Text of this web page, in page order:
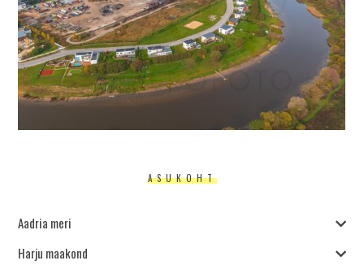
ASUKOHT
Aadria meri
Harju maakond